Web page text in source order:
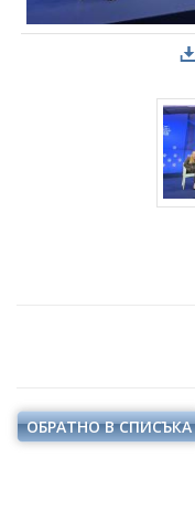
ОБРАТНО В СПИСЪКА